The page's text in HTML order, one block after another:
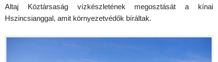
Altaj Köztársaság vízkészletének megosztását a kínai
Hszincsianggal, amit környezetvédők bíráltak.